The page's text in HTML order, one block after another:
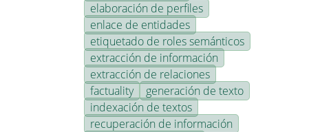
elaboración de perfiles
enlace de entidades
etiquetado de roles semánticos
extracción de información
extracción de relaciones
factuality
generación de texto
indexación de textos
recuperación de información